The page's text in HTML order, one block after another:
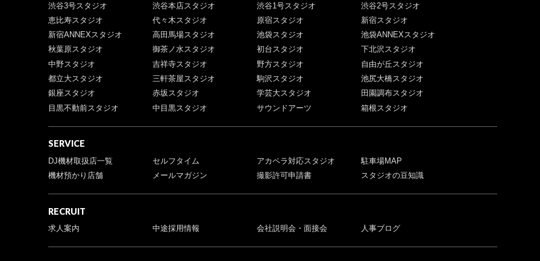
渋谷3号スタジオ 渋谷本店スタジオ 渋谷1号スタジオ
渋谷2号スタジオ
恵比寿スタジオ
代々木スタジオ 原宿スタジオ
新宿スタジオ
新宿ANNEXスタジオ
高田馬場スタジオ 池袋スタジオ
池袋ANNEXスタジオ
秋葉原スタジオ
御茶ノ水スタジオ 初台スタジオ
下北沢スタジオ
中野スタジオ
吉祥寺スタジオ 野方スタジオ
自由が丘スタジオ
都立大スタジオ
三軒茶屋スタジオ 駒沢スタジオ
池尻大橋スタジオ
銀座スタジオ
赤坂スタジオ 学芸大スタジオ
田園調布スタジオ
目黒不動前スタジオ
中目黒スタジオ サウンドアーツ 箱根スタジオ
SERVICE
DJ機材取扱店一覧 セルフタイム アカペラ対応スタジオ
駐車場MAP
機材預かり店舗
メールマガジン 撮影許可申請書 スタジオの豆知識
RECRUIT
求人案内 中途採用情報 会社説明会・面接会 人事ブログ